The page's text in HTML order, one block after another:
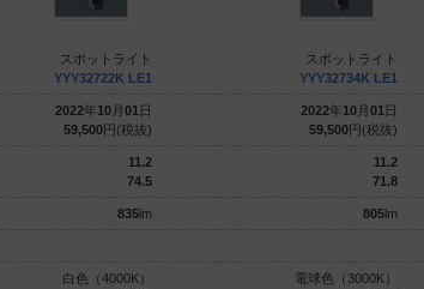
スポットライト
YYY32722K LE1
2022年10月 01 日
59,500円(税抜)
11.2
74.5
835lm
白色（4000K）
スポットライト
YYY32734K LE1
2022年10月 01 日
59,500円(税抜)
11.2
71.8
805lm
電球色（3000K）